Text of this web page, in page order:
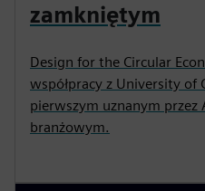
zamkniętym
Design for the Circular
współpracy z University of
pierwszym uznanym przez
branżowym.